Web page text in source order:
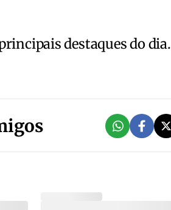
destaques do dia.